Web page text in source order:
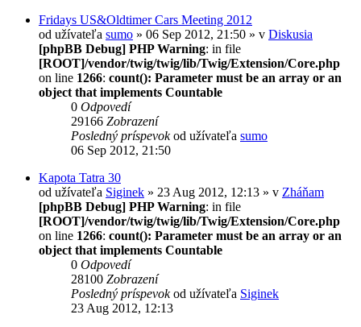
Fridays US&Oldtimer Cars Meeting 2012
od užívateľa sumo » 06 Sep 2012, 21:50 » v Diskusia
[phpBB Debug] PHP Warning: in file
[ROOT]/vendor/twig/twig/lib/Twig/Extension/Core.php
on line 1266: count(): Parameter must be an array or an
object that implements Countable
0 Odpovedí
29166 Zobrazení
Posledný príspevokod užívateľa sumo
06 Sep 2012, 21:50
Kapota Tatra 30
od užívateľa Siginek » 23 Aug 2012, 12:13 » v Zháňam
[phpBB Debug] PHP Warning: in file
[ROOT]/vendor/twig/twig/lib/Twig/Extension/Core.php
on line 1266: count(): Parameter must be an array or an
object that implements Countable
0 Odpovedí
28100 Zobrazení
Posledný príspevokod užívateľa Siginek
23 Aug 2012, 12:13